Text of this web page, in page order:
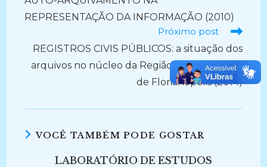
REPRESENTAÇÃO DA INFORMAÇÃO (2010)
Próximo post
REGISTROS CIVIS PÚBLICOS: a situação dos
arquivos no núcleo da Região Metropolitana
de Florianópolis (2014)
VOCÊ TAMBÉM PODE GOSTAR
LABORATÓRIO DE ESTUDOS